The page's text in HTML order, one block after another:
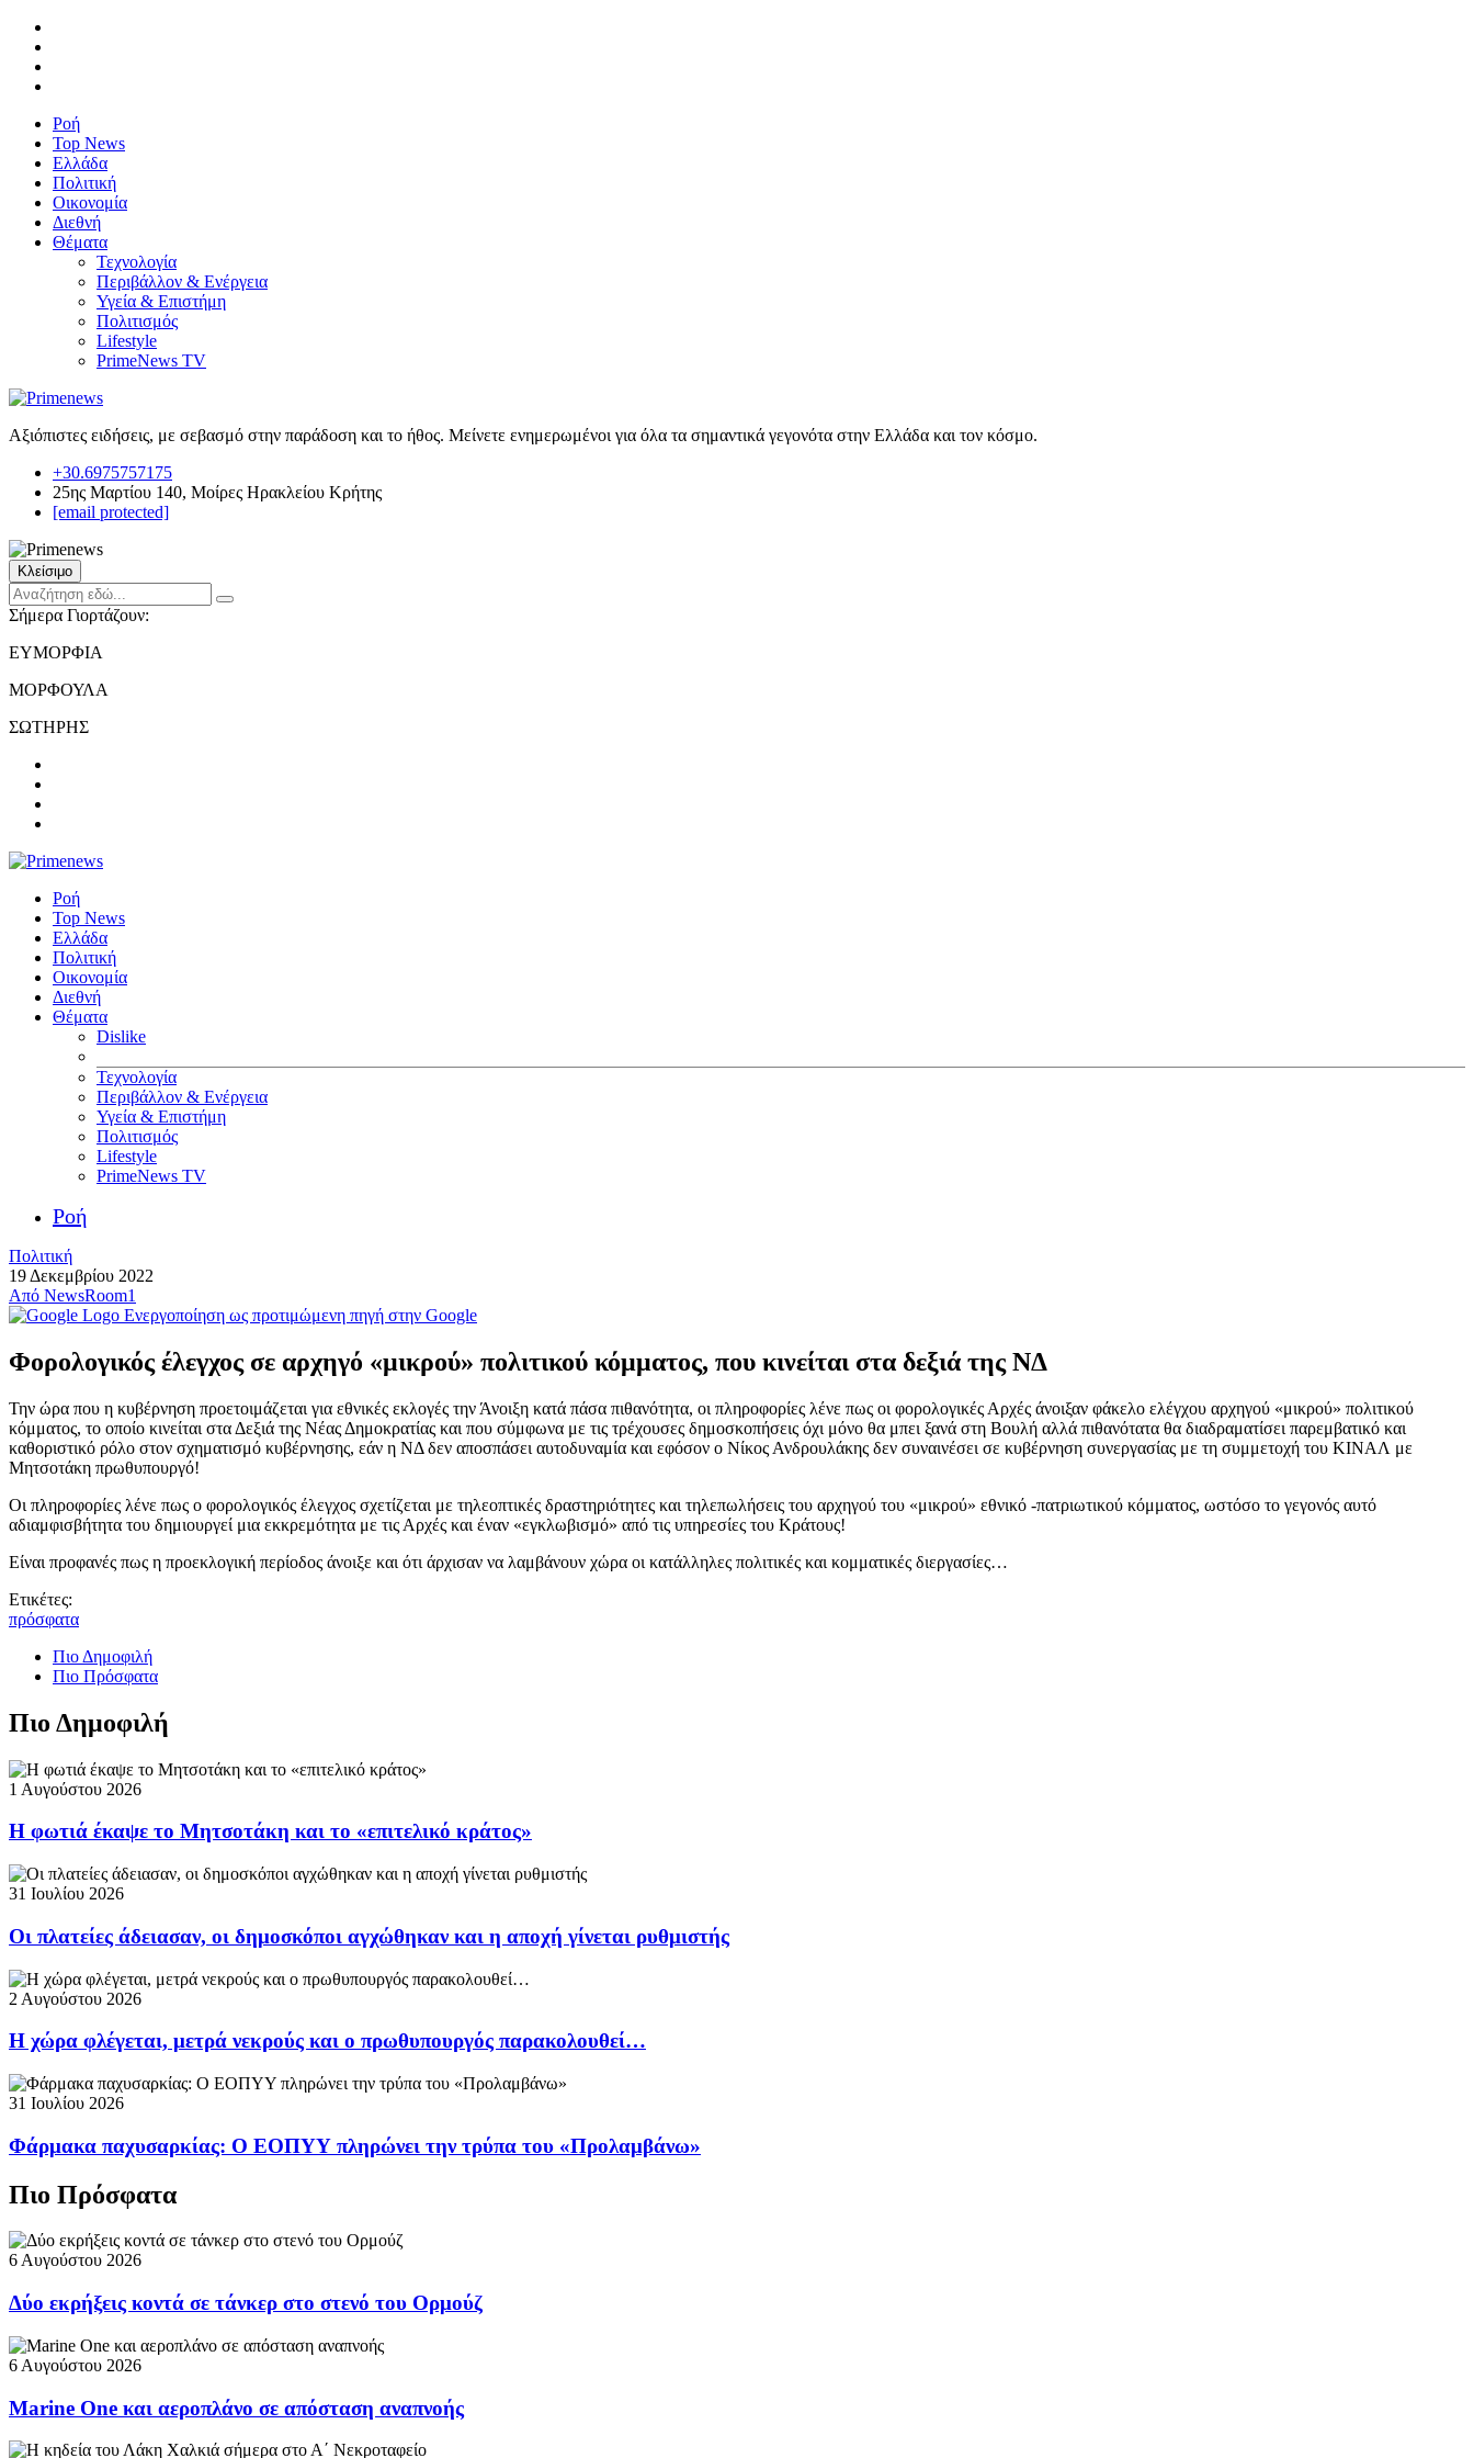
Ροή
Top News
Ελλάδα
Πολιτική
Οικονομία
Διεθνή
Θέματα
Τεχνολογία
Περιβάλλον & Ενέργεια
Υγεία & Επιστήμη
Πολιτισμός
Lifestyle
PrimeNews TV
Αξιόπιστες ειδήσεις, με σεβασμό στην παράδοση και το ήθος. Μείνετε ενημερωμένοι για όλα τα σημαντικά γεγονότα στην Ελλάδα και τον κόσμο.
+30.6975757175
25ης Μαρτίου 140, Μοίρες Ηρακλείου Κρήτης
[email protected]
Κλείσιμο
Σήμερα Γιορτάζουν:
ΕΥΜΟΡΦΙΑ
ΜΟΡΦΟΥΛΑ
ΣΩΤΗΡΗΣ
Ροή
Top News
Ελλάδα
Πολιτική
Οικονομία
Διεθνή
Θέματα
Dislike
Τεχνολογία
Περιβάλλον & Ενέργεια
Υγεία & Επιστήμη
Πολιτισμός
Lifestyle
PrimeNews TV
Ροή
Πολιτική
19 Δεκεμβρίου 2022
Από NewsRoom1
Ενεργοποίηση ως προτιμώμενη πηγή στην Google
Φορολογικός έλεγχος σε αρχηγό «μικρού» πολιτικού κόμματος, που κινείται στα δεξιά της ΝΔ
Την ώρα που η κυβέρνηση προετοιμάζεται για εθνικές εκλογές την Άνοιξη κατά πάσα πιθανότητα, οι πληροφορίες λένε πως οι φορολογικές Αρχές άνοιξαν φάκελο ελέγχου αρχηγού «μικρού» πολιτικού
κόμματος, το οποίο κινείται στα Δεξιά της Νέας Δημοκρατίας και που σύμφωνα με τις τρέχουσες δημοσκοπήσεις όχι μόνο θα μπει ξανά στη Βουλή αλλά πιθανότατα θα διαδραματίσει παρεμβατικό και
καθοριστικό ρόλο στον σχηματισμό κυβέρνησης, εάν η ΝΔ δεν αποσπάσει αυτοδυναμία και εφόσον ο Νίκος Ανδρουλάκης δεν συναινέσει σε κυβέρνηση συνεργασίας με τη συμμετοχή του ΚΙΝΑΛ με
Μητσοτάκη πρωθυπουργό!
Οι πληροφορίες λένε πως ο φορολογικός έλεγχος σχετίζεται με τηλεοπτικές δραστηριότητες και τηλεπωλήσεις του αρχηγού του «μικρού» εθνικό -πατριωτικού κόμματος, ωστόσο το γεγονός αυτό
αδιαμφισβήτητα του δημιουργεί μια εκκρεμότητα με τις Αρχές και έναν «εγκλωβισμό» από τις υπηρεσίες του Κράτους!
Είναι προφανές πως η προεκλογική περίοδος άνοιξε και ότι άρχισαν να λαμβάνουν χώρα οι κατάλληλες πολιτικές και κομματικές διεργασίες…
Ετικέτες:
πρόσφατα
Πιο Δημοφιλή
Πιο Πρόσφατα
Πιο Δημοφιλή
1 Αυγούστου 2026
Η φωτιά έκαψε το Μητσοτάκη και το «επιτελικό κράτος»
31 Ιουλίου 2026
Οι πλατείες άδειασαν, οι δημοσκόποι αγχώθηκαν και η αποχή γίνεται ρυθμιστής
2 Αυγούστου 2026
Η χώρα φλέγεται, μετρά νεκρούς και ο πρωθυπουργός παρακολουθεί…
31 Ιουλίου 2026
Φάρμακα παχυσαρκίας: Ο ΕΟΠΥΥ πληρώνει την τρύπα του «Προλαμβάνω»
Πιο Πρόσφατα
6 Αυγούστου 2026
Δύο εκρήξεις κοντά σε τάνκερ στο στενό του Ορμούζ
6 Αυγούστου 2026
Marine One και αεροπλάνο σε απόσταση αναπνοής